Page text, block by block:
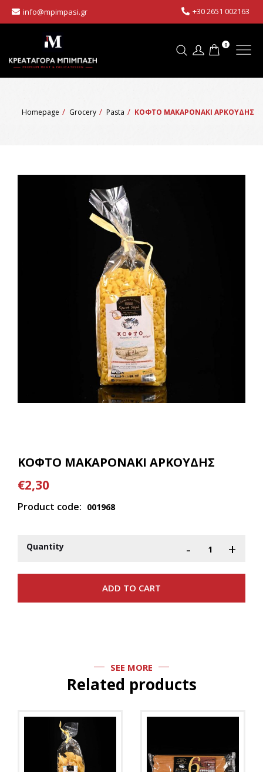
info@mpimpasi.gr +30 2651 002163
0
Homepage Grocery Pasta ΚΟΦΤΟ ΜΑΚΑΡΟΝΑΚΙ ΑΡΚΟΥΔΗΣ
ΚΟΦΤΟ ΜΑΚΑΡΟΝΑΚΙ ΑΡΚΟΥΔΗΣ
€2,30
Product code: 001968
Quantity - +
SEE MORE
Related products